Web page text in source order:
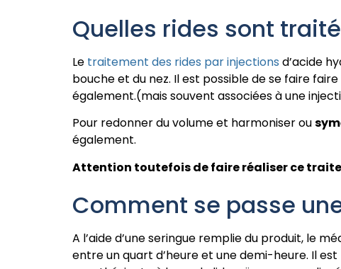
Quelles rides sont
Le traitement des rides par injections d’acide
bouche et du nez. Il est possible de se faire
également.(mais souvent associées à une
Pour redonner du volume et harmoniser ou
également.
Attention toutefois de faire réaliser ce
Comment se passe
A l’aide d’une seringue remplie du produit, le
entre un quart d’heure et une demi-heure. Il